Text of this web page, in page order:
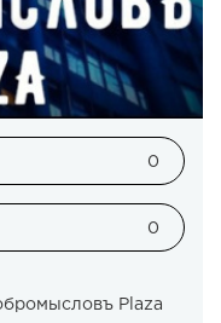
0
0
Plaza